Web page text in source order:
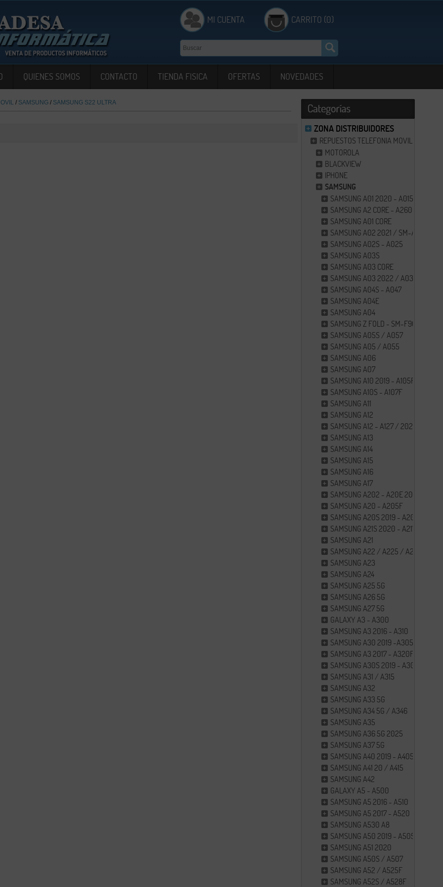
MI CUENTA CARRITO (0)
QUIENES SOMOS CONTACTO TIENDA FISICA OFERTAS NOVEDADES
/ SAMSUNG / SAMSUNG S22 ULTRA
ZONA DISTRIBUIDORES
REPUESTOS TELEFONIA MOVIL
MOTOROLA
BLACKVIEW
IPHONE
SAMSUNG
SAMSUNG A01 2020 - A015
SAMSUNG A2 CORE - A260F
SAMSUNG A01 CORE
SAMSUNG A02 2021 / SM-A022
SAMSUNG A02S - A025
SAMSUNG A03S
SAMSUNG A03 CORE
SAMSUNG A03 2022 / A035F
SAMSUNG A04S - A047
SAMSUNG A04E
SAMSUNG A04
SAMSUNG Z FOLD - SM-F907B 5G
SAMSUNG A05S / A057
SAMSUNG A05 / A055
SAMSUNG A06
SAMSUNG A07
SAMSUNG A10 2019 - A105F
SAMSUNG A10S - A107F
SAMSUNG A11
SAMSUNG A12
SAMSUNG A12 - A127 / 2021
SAMSUNG A13
SAMSUNG A14
SAMSUNG A15
SAMSUNG A16
SAMSUNG A17
SAMSUNG A202 - A20E 2019
SAMSUNG A20 - A205F
SAMSUNG A20S 2019 - A207F
SAMSUNG A21S 2020 - A217F
SAMSUNG A21
SAMSUNG A22 / A225 / A226
SAMSUNG A23
SAMSUNG A24
SAMSUNG A25 5G
SAMSUNG A26 5G
SAMSUNG A27 5G
GALAXY A3 - A300
SAMSUNG A3 2016 - A310
SAMSUNG A30 2019 -A305
SAMSUNG A3 2017 - A320F
SAMSUNG A30S 2019 - A307F
SAMSUNG A31 / A315
SAMSUNG A32
SAMSUNG A33 5G
SAMSUNG A34 5G / A346
SAMSUNG A35
SAMSUNG A36 5G 2025
SAMSUNG A37 5G
SAMSUNG A40 2019 - A405
SAMSUNG A41 20 / A415
SAMSUNG A42
GALAXY A5 - A500
SAMSUNG A5 2016 - A510
SAMSUNG A5 2017 - A520
SAMSUNG A530 A8
SAMSUNG A50 2019 - A505F
SAMSUNG A51 2020
SAMSUNG A50S / A507
SAMSUNG A52 / A525F
SAMSUNG A52S / A528F